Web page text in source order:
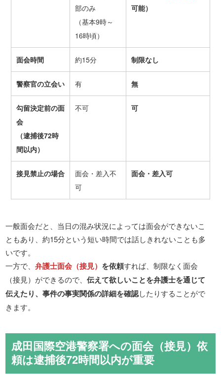
部のみ
（基本9時～
16時頃）
可能）
面会時間 約15分 制限なし
警察官の立会い 有 無
勾留決定前の面
会
（逮捕後72時
間以内）
不可 可
接見禁止の場合
面会・差入不
可
面会・差入可
一般面会だと、当日の混み状況によっては面会ができないこ
ともあり、約15分という短い時間では話しきれないことも多
いです。
一方で、弁護士面会（接見） を依頼すれば、制限なく面会
（接見）ができるので、伝えて欲しいことを弁護士を通じて
伝えたり、事件の事実関係の詳細を確認したりすることがで
きます。
成田国際空港警察署への面会（接見）依
頼は逮捕後72時間以内が重要